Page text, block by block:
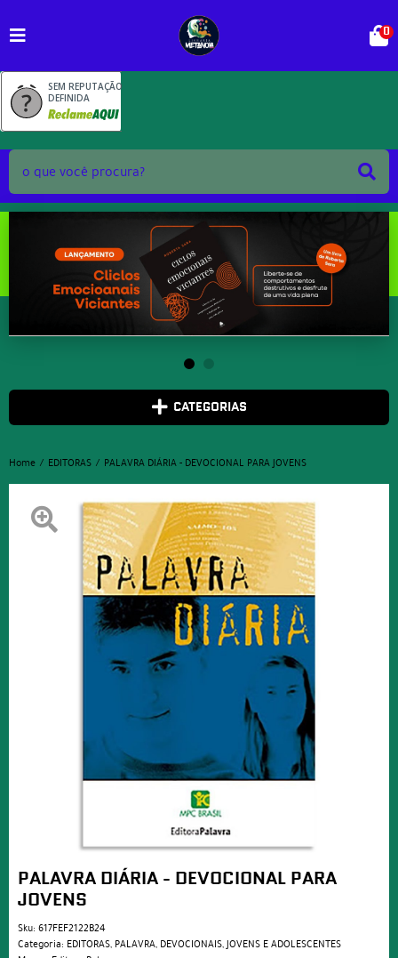
SEM REPUTAÇÃO
DEFINIDA
0
CATEGORIAS
Home EDITORAS PALAVRA DIÁRIA - DEVOCIONAL PARA JOVENS
PALAVRA DIÁRIA - DEVOCIONAL PARA
JOVENS
Sku: 617FEF2122B24
Categoria: EDITORAS, PALAVRA, DEVOCIONAIS,JOVENS E ADOLESCENTES